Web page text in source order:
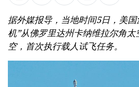
据外媒报导，当地时间5日，美
机”从佛罗里达州卡纳维拉尔角
空，首次执行载人试飞任务。